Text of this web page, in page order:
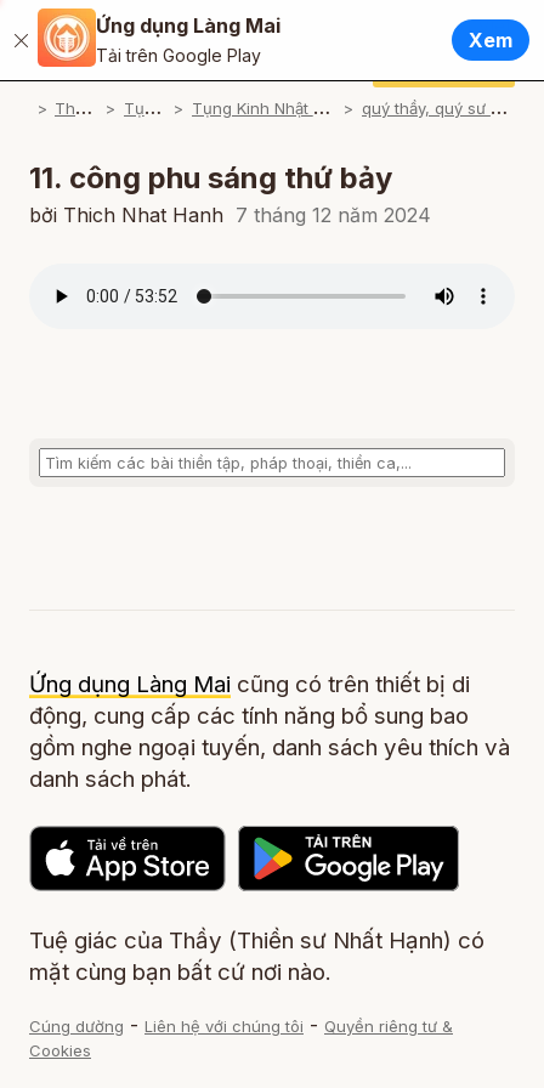
Đóng
Ứng dụng Làng Mai
Tải trên Google Play
Xem
Tiếng Việt
English / Tiếng Anh
Français / Tiếng Pháp
Español / Tiếng Tây Ban Nha
Deutsch / Tiếng Đức
Português / Tiếng Bồ Đào Nha
Ứng dụng Làng Mai
Cúng dường
T
ham khảo T
ụng Kinh T
ụng Kinh Nhật Tụng Thiền Môn q
uý thầy, quý sư cô Làng Mai tụng
11. công phu sáng thứ bảy
bởi Thich Nhat Hanh 7 tháng 12 năm 2024
Ứng dụng Làng Mai cũng có trên thiết bị di
động, cung cấp các tính năng bổ sung bao
gồm nghe ngoại tuyến, danh sách yêu thích và
danh sách phát.
Tuệ giác của Thầy (Thiền sư Nhất Hạnh) có
mặt cùng bạn bất cứ nơi nào.
Cúng dường - Liên hệ với chúng tôi - Quyền riêng tư &
Cookies